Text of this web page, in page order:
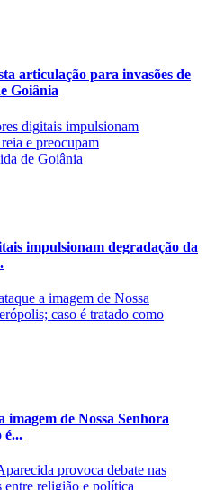
articulação para invasões de
Goiânia
impulsionam degradação da
de Nossa Senhora
é...